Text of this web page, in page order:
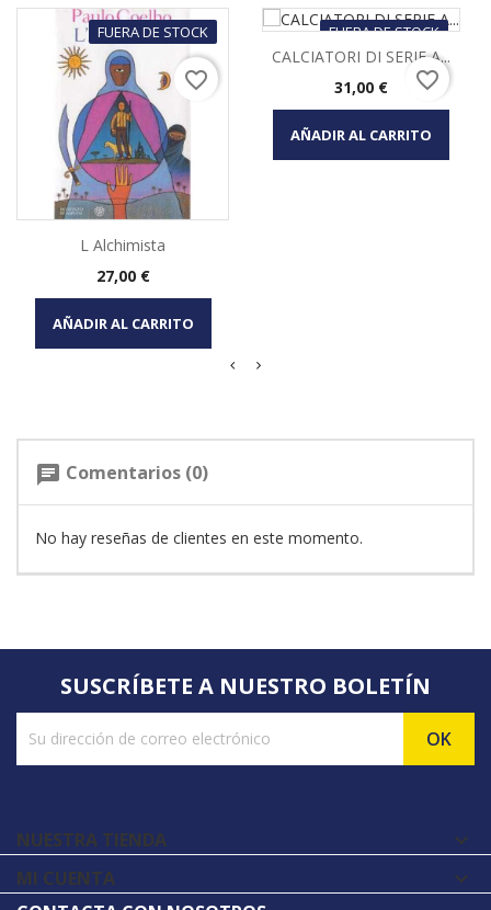
FUERA DE STOCK
L Alchimista
Precio
27,00 €
AÑADIR AL CARRITO
favorite_border
FUERA DE STOCK
CALCIATORI DI SERIE A...
Precio
31,00 €
AÑADIR AL CARRITO
favorite_border
chat Comentarios (0)
No hay reseñas de clientes en este momento.
SUSCRÍBETE A NUESTRO BOLETÍN
NUESTRA TIENDA 
MI CUENTA 